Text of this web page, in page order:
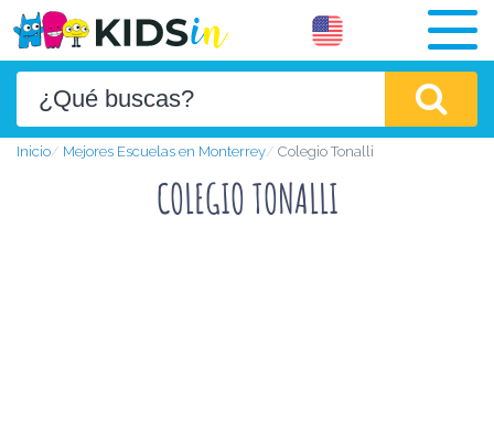
Inicio Mejores Escuelas en Monterrey Colegio Tonalli
COLEGIO TONALLI